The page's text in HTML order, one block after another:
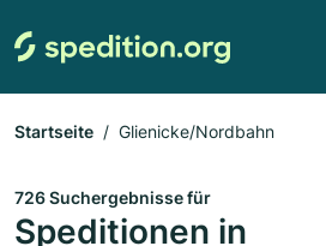
Startseite Glienicke/Nordbahn
726 Suchergebnisse für
Speditionen in